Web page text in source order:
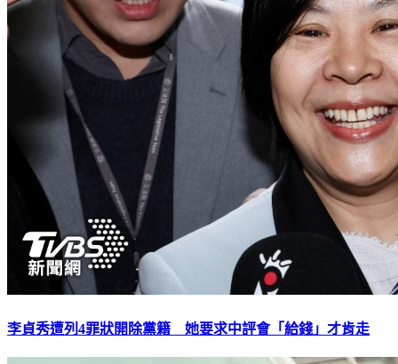
李貞秀遭列4罪狀開除黨籍 她要求中評會「給錢」才肯走